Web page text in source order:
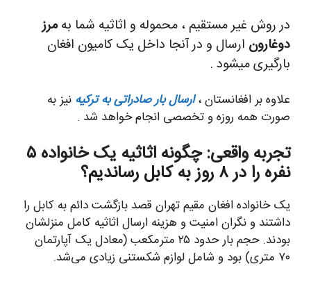
در روش غیر مستقیم ، محموله و اثاثیه شما بهمرز
دوغارون ارسال و در آنجا داخل یک کامیون افغان
بارگیری میشود .
علاوه بر افغانستان ،ارسال بار صادراتی به ترکیه نیز به
صورت همه روزه و تخصصی انجام خواهد شد .
تجربه واقعی: چگونه اثاثیه یک خانواده ۵
نفره را در ۸ روز به کابل رساندیم؟
یک خانواده افغان مقیم تهران قصد بازگشت دائم به کابل را
داشتند و نگران امنیت و هزینه ارسال اثاثیه کامل منزلشان
بودند. حجم بار حدود ۲۵ مترمکعب (معادل یک آپارتمان
۷۰ متری) بود و شامل لوازم شکستنی زیادی می‌شد.